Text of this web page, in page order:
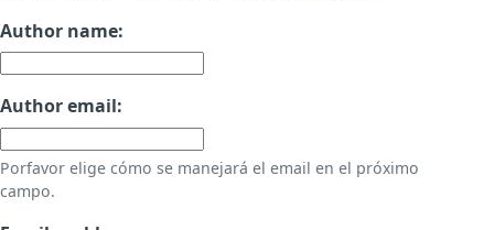
Author name:
Author email:
Porfavor elige cómo se manejará el email en el próximo
campo.